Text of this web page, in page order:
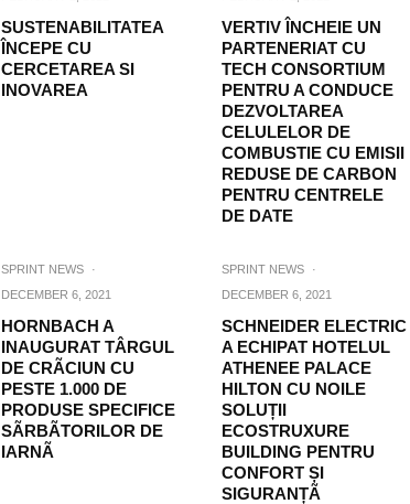
SUSTENABILITATEA
ÎNCEPE CU
CERCETAREA SI
INOVAREA
VERTIV ÎNCHEIE UN
PARTENERIAT CU
TECH CONSORTIUM
PENTRU A CONDUCE
DEZVOLTAREA
CELULELOR DE
COMBUSTIE CU EMISII
REDUSE DE CARBON
PENTRU CENTRELE
DE DATE
SPRINT NEWS
·
DECEMBER 6, 2021
HORNBACH A
INAUGURAT TÂRGUL
DE CRÃCIUN CU
PESTE 1.000 DE
PRODUSE SPECIFICE
SÃRBÃTORILOR DE
IARNÃ
SPRINT NEWS
·
DECEMBER 6, 2021
SCHNEIDER ELECTRIC
A ECHIPAT HOTELUL
ATHENEE PALACE
HILTON CU NOILE
SOLUȚII
ECOSTRUXURE
BUILDING PENTRU
CONFORT ȘI
SIGURANȚÃ